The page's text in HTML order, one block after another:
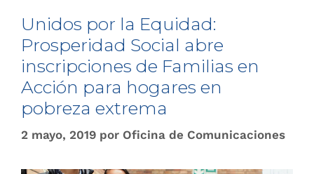
Unidos por la Equidad:
Prosperidad Social abre
inscripciones de Familias en
Acción para hogares en
pobreza extrema
2 mayo, 2019 por Oficina de Comunicaciones